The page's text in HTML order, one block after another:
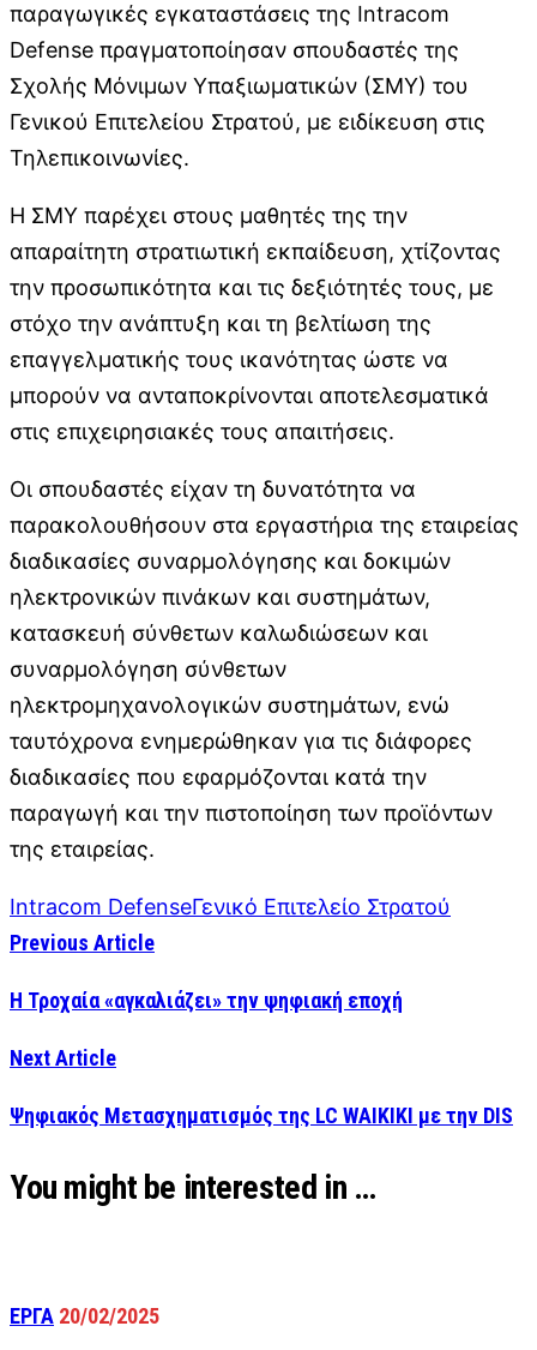
παραγωγικές εγκαταστάσεις της Intracom
Defense πραγματοποίησαν σπουδαστές της
Σχολής Μόνιμων Υπαξιωματικών (ΣΜΥ) του
Γενικού Επιτελείου Στρατού, με ειδίκευση στις
Τηλεπικοινωνίες.
Η ΣΜΥ παρέχει στους μαθητές της την
απαραίτητη στρατιωτική εκπαίδευση, χτίζοντας
την προσωπικότητα και τις δεξιότητές τους, με
στόχο την ανάπτυξη και τη βελτίωση της
επαγγελματικής τους ικανότητας ώστε να
μπορούν να ανταποκρίνονται αποτελεσματικά
στις επιχειρησιακές τους απαιτήσεις.
Οι σπουδαστές είχαν τη δυνατότητα να
παρακολουθήσουν στα εργαστήρια της εταιρείας
διαδικασίες συναρμολόγησης και δοκιμών
ηλεκτρονικών πινάκων και συστημάτων,
κατασκευή σύνθετων καλωδιώσεων και
συναρμολόγηση σύνθετων
ηλεκτρομηχανολογικών συστημάτων, ενώ
ταυτόχρονα ενημερώθηκαν για τις διάφορες
διαδικασίες που εφαρμόζονται κατά την
παραγωγή και την πιστοποίηση των προϊόντων
της εταιρείας.
Intracom DefenseΓενικό Επιτελείο Στρατού
Previous Article
Η Τροχαία «αγκαλιάζει» την ψηφιακή εποχή
Next Article
Ψηφιακός Μετασχηματισμός της LC WAIKIKI με την DIS
You might be interested in …
ΕΡΓΑ 20/02/2025